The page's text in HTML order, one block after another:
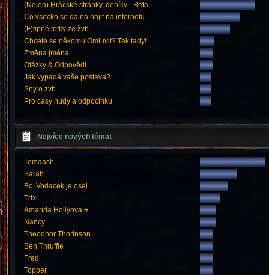
(Nejen) Hráčské stránky, deníky - Beta
Co vsecko se da na najit na internetu
(F)tipné fotky ze žvb
Chcete se někomu Omluvit? Tak tady!
Změna jména
Otázky & Odpovědi
Jak vypadá vaše postava?
Sny o zvb
Pro casy nudy a odpocinku
Nejvíce nových témat
Tomaash
Sarah
Bc. Vodacek je osel
Trixi
Amanda Hollyova ϟ
Nancy
Theodhor Thorinson
Ben Thruffle
Fred
Topper